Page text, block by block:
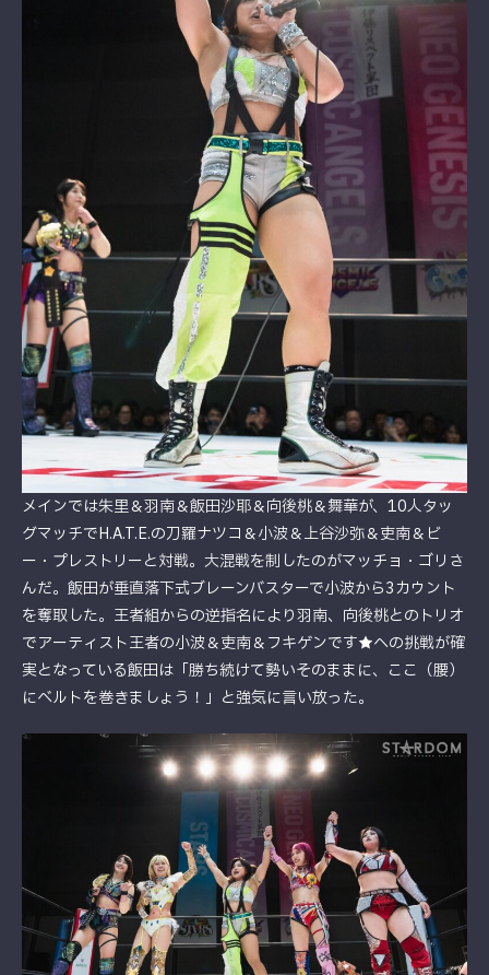
メインでは朱里＆羽南＆飯田沙耶＆向後桃＆舞華が、10人タッ
グマッチでH.A.T.E.の刀羅ナツコ＆小波＆上谷沙弥＆吏南＆ビ
ー・プレストリーと対戦。大混戦を制したのがマッチョ・ゴリさ
んだ。飯田が垂直落下式ブレーンバスターで小波から3カウント
を奪取した。王者組からの逆指名により羽南、向後桃とのトリオ
でアーティスト王者の小波＆吏南＆フキゲンです★への挑戦が確
実となっている飯田は「勝ち続けて勢いそのままに、ここ（腰）
にベルトを巻きましょう！」と強気に言い放った。